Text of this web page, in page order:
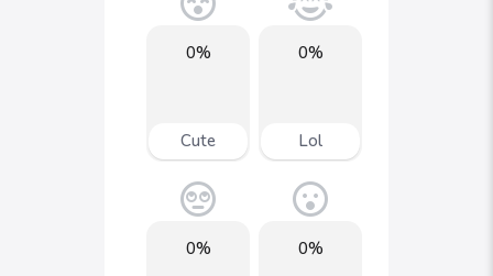
0%
Lol
0%
Cute
0%
0%